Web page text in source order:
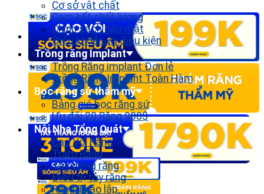
Cơ sở vật chất
Cam kết chất lượng
Chính sách bảo mật
Điều khoản và điều kiện
Trồng răng Implant
Trồng Răng implant Đơn lẻ
Trồng Răng Implant Toàn Hàm
Bọc răng sứ thẩm mỹ
Bảng giá bọc răng sứ
Ưu đãi 20 Răng 900$
Nội Nha Tổng Quát
Cạo Vôi Răng
Trám Răng
Tẩy trắng răng
Điều trị tủy răng
Răng Tháo lắp